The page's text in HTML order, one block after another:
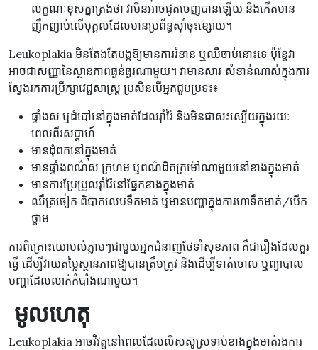
លក្ខណៈខុសគ្នាត្រង់ថា វាមិនអាចជូតចេញបានឡើយ និងកើតមាន
ញឹកញាប់លើបុគ្គលដែលមានប្រព័ន្ធស៊ាំចុះខ្សោយ។
Leukoplakia មិនតែងតែបង្កឱ្យមានការរំខាន ឬឈឺចាប់នោះទេ ប៉ុន្តែវា
អាចជាសញ្ញានៃស្ថានភាពធ្ងន់ធ្ងរណាមួយ។ វាមានសារៈសំខាន់ណាស់ក្នុងការ
ស្វែងរកការប្រឹក្សាវេជ្ជសាស្ត្រ ប្រសិនបើអ្នកជួបប្រទះ៖
ផ្ទាំងស ឬដំបៅនៅក្នុងមាត់ដែលរ៉ាំរ៉ៃ និងមិនជាសះស្បើយក្នុងរយៈ
ពេលពីរសប្តាហ៍
មានដុំពកនៅក្នុងមាត់
មានផ្ទាំងពណ៌ស ក្រហម ឬពណ៌ដិតក្រម៉ៅណាមួយនៅខាងក្នុងមាត់
មានការប្រែប្រួលរ៉ាំរ៉ៃនៅផ្នែកខាងក្នុងមាត់
ឈឺត្រចៀក ពិបាកលេបទឹកមាត់ ឬមានបញ្ហាក្នុងការហាទឹកមាត់/បើក
ថ្គាម
ការពិគ្រោះយោបល់ភ្លាមៗជាមួយអ្នកជំនាញថែទាំសុខភាព គឺជារឿងដែលគួរ
ធ្វើ ដើម្បីវាយតម្លៃស្ថានភាពឱ្យបានត្រឹមត្រូវ និងដើម្បីទាត់ចោល ឬព្យាបាល
បញ្ហាដែលលាក់កំបាំងណាមួយ។
​​ មូលហេតុ
Leukoplakia អាចវិវត្តនៅពេលដែលលិសស៊ូស្រទាប់ខាងក្នុងមាត់រងការ